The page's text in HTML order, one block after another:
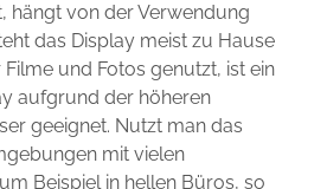
hängt von der Verwendung
das Display meist zu Hause
und Fotos genutzt, ist ein
aufgrund der höheren
geeignet. Nutzt man das
mit vielen
Beispiel in hellen Büros, so